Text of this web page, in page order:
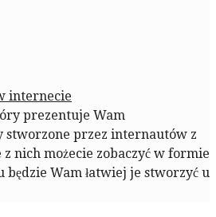
prezentuje Wam
stworzone przez internautów z
z nich możecie zobaczyć w formie
Wam łatwiej je stworzyć u